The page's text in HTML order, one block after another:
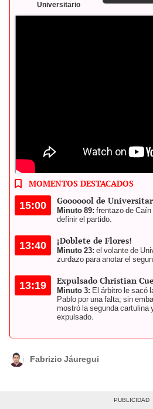
Universitario
Universitario se ubica en el cuarto lugar
del Torneo Apertura. Foto: Universitario
MOMENTOS DESTACADOS
15:00 Gooooool de
Minuto 89: frentazo de Caín
definir el partido.
13:40 ¡Doblete de Flores!
Minuto 23: el volante de
zurdazo para anotar el
13:19 Expulsado Christian
Minuto 3: El árbitro le sacó
Pablo por una falta; sin
mostró la segunda cartulina
expulsado.
Fabrizio Jáuregui